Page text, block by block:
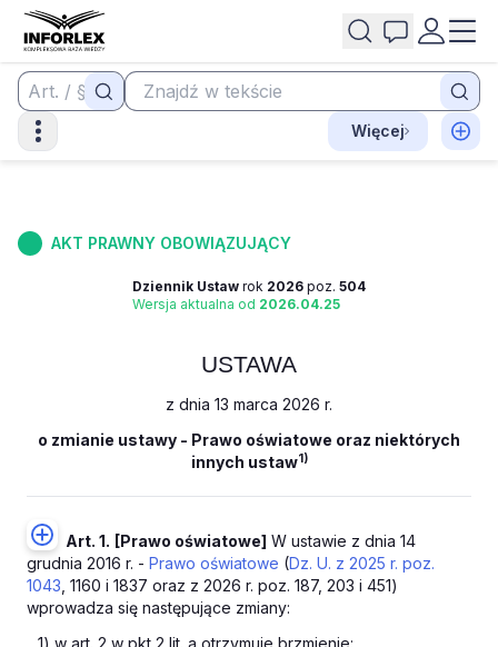
Więcej
AKT PRAWNY OBOWIĄZUJĄCY
Dziennik Ustaw rok 2026 poz. 504
Wersja aktualna od 2026.04.25
USTAWA
z dnia 13 marca 2026 r.
o zmianie ustawy - Prawo oświatowe oraz niektórych
innych ustaw1)
Art. 1. [Prawo oświatowe] W ustawie z dnia 14
grudnia 2016 r. - Prawo oświatowe (Dz. U. z 2025 r. poz.
1043 , 1160 i 1837 oraz z 2026 r. poz. 187, 203 i 451)
wprowadza się następujące zmiany:
1) w art. 2 w pkt 2 lit. a otrzymuje brzmienie: